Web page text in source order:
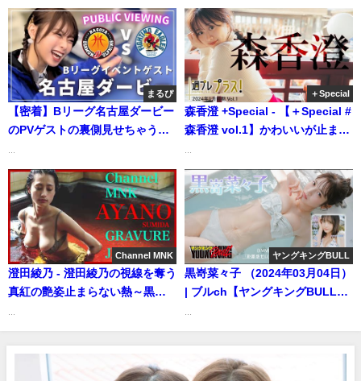
まるぴ
【密着】Bリーグ名古屋ダービー
のPVゲストの裏側見せちゃう！
ンズ対FE名古屋】 | まるぴ /
marupiさんより
＋Special
森香澄 +Special - 【＋Special #
森香澄 vol.1】かわいいが止まら
湾旅行。＜2024年1月前期＞
―Kasumi Mori（2023年12月28
日） | 週プレChannel【集英社
週刊プレイボーイ公式】さんよ
Channel MNK
澄田綾乃 - 澄田綾乃の視線を奪う
真紅の艶姿止まらない熱～黒い
【GRAVURE】 (Nov 22, 2025) |
Channel MNKさんより
ヤングキングBULL
黒嵜菜々子 （2024年03月04日）
| ブルch【ヤングキングBULL公